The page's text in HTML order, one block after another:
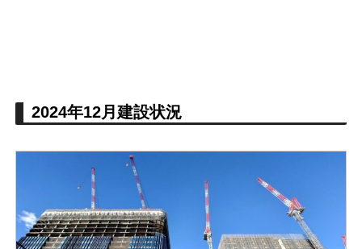
2024年12月建設状況